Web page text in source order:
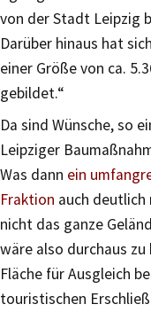
von der Stadt Leipzig
Darüber hinaus hat
einer Größe von ca.
gebildet.“
Da sind Wünsche, so
Leipziger
Was dann ein
Fraktion auch deutlich
nicht das ganze
wäre also durchaus
Fläche für Ausgleich
touristischen